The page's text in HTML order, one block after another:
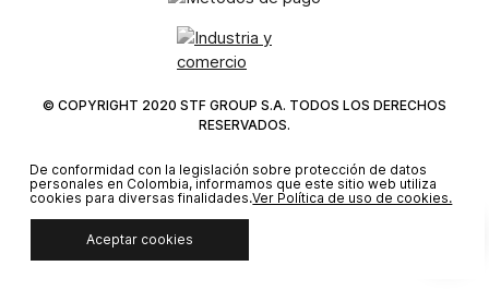
© COPYRIGHT 2020 STF GROUP S.A. TODOS LOS DERECHOS
RESERVADOS.
De conformidad con la legislación sobre protección de datos
personales en Colombia, informamos que este sitio web utiliza
cookies para diversas finalidades.Ver Política de uso de cookies.
Aceptar cookies